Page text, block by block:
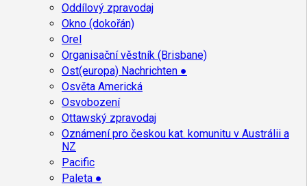
Oddílový zpravodaj
Okno (dokořán)
Orel
Organisační věstník (Brisbane)
Ost(europa) Nachrichten ●
Osvěta Americká
Osvobození
Ottawský zpravodaj
Oznámení pro českou kat. komunitu v Austrálii a
NZ
Pacific
Paleta ●